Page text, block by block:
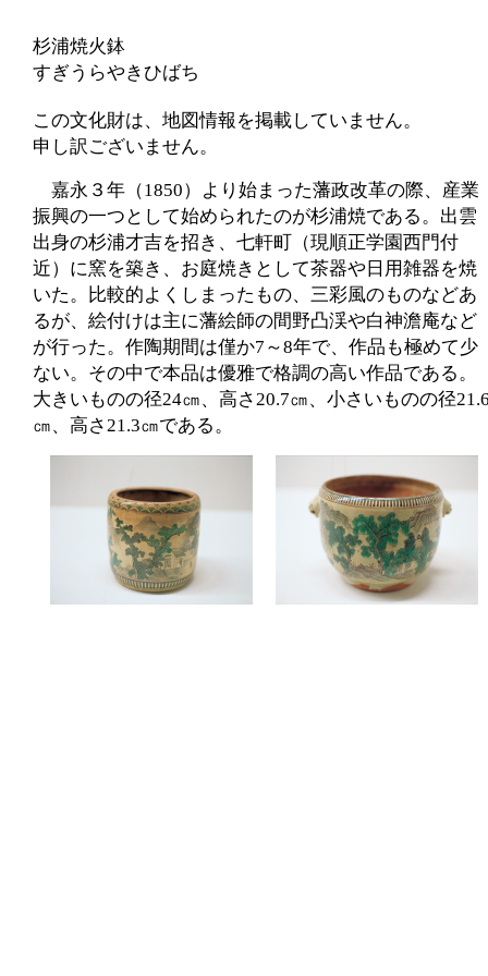
杉浦焼火鉢
すぎうらやきひばち
この文化財は、地図情報を掲載していません。
申し訳ございません。
嘉永３年（1850）より始まった藩政改革の際、産業
振興の一つとして始められたのが杉浦焼である。出雲
出身の杉浦才吉を招き、七軒町（現順正学園西門付
近）に窯を築き、お庭焼きとして茶器や日用雑器を焼
いた。比較的よくしまったもの、三彩風のものなどあ
るが、絵付けは主に藩絵師の間野凸渓や白神澹庵など
が行った。作陶期間は僅か7～8年で、作品も極めて少
ない。その中で本品は優雅で格調の高い作品である。
大きいものの径24㎝、高さ20.7㎝、小さいものの径
㎝、高さ21.3㎝である。